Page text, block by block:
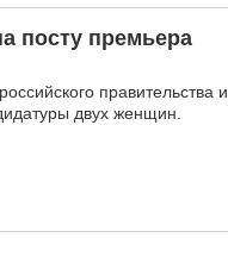
посту премьера
правительства и
двух женщин.